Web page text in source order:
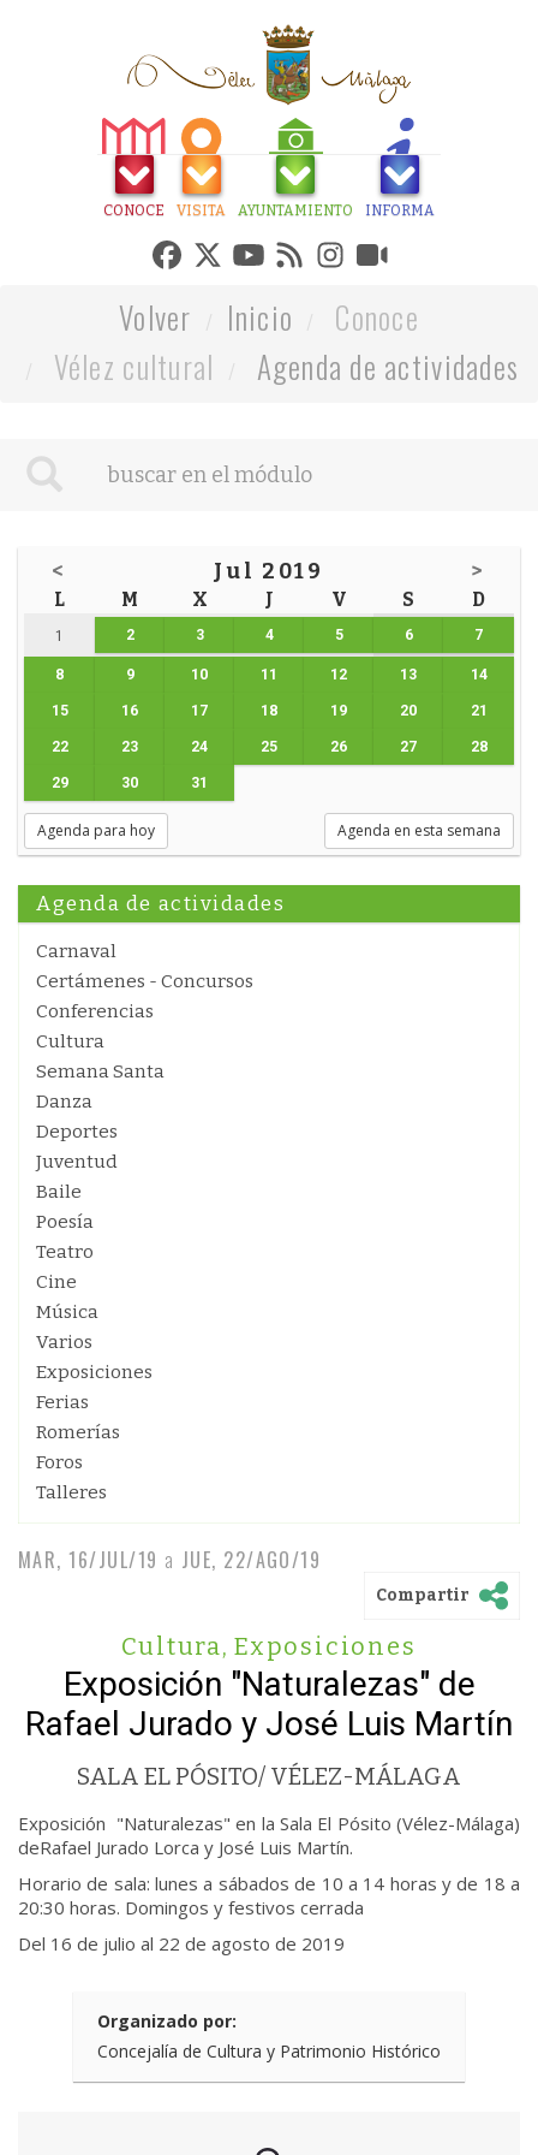
CONOCE VISITA AYUNTAMIENTO INFORMA
Volver Inicio
Conoce
Vélez cultural
Agenda de actividades
< Jul 2019 >
L M X J V S D
1 2 3 4 5 6 7
8 9 10 11 12 13 14
15 16 17 18 19 20 21
22 23 24 25 26 27 28
29 30 31
Agenda para hoy Agenda en esta semana
Agenda de actividades
Carnaval
Certámenes - Concursos
Conferencias
Cultura
Semana Santa
Danza
Deportes
Juventud
Baile
Poesía
Teatro
Cine
Música
Varios
Exposiciones
Ferias
Romerías
Foros
Talleres
MAR, 16/JUL/19 a JUE, 22/AGO/19
Compartir
Cultura, Exposiciones
Exposición "Naturalezas" de
Rafael Jurado y José Luis Martín
SALA EL PÓSITO/ VÉLEZ-MÁLAGA
Exposición "Naturalezas" en la Sala El Pósito (Vélez-Málaga)
deRafael Jurado Lorca y José Luis Martín.
Horario de sala: lunes a sábados de 10 a 14 horas y de 18 a
20:30 horas. Domingos y festivos cerrada
Del 16 de julio al 22 de agosto de 2019
Organizado por:
Concejalía de Cultura y Patrimonio Histórico